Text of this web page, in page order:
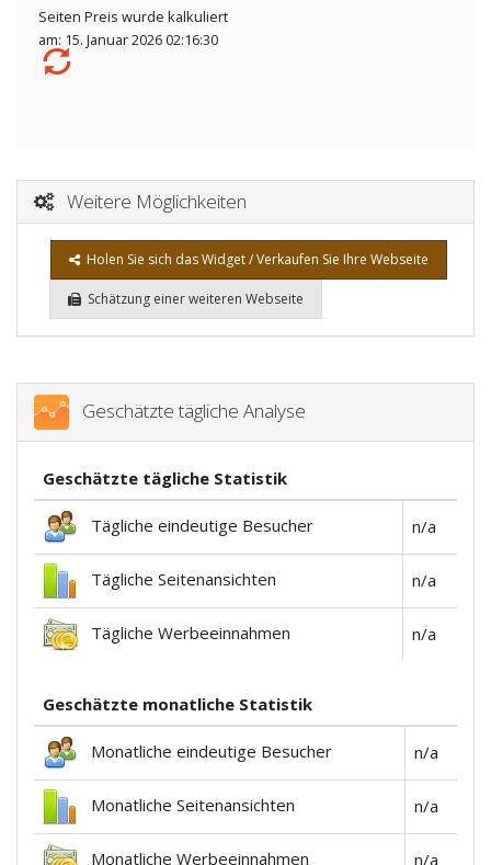
Seiten Preis wurde kalkuliert
am: 15. Januar 2026 02:16:30
Weitere Möglichkeiten
Holen Sie sich das Widget / Verkaufen Sie Ihre Webseite
Schätzung einer weiteren Webseite
Geschätzte tägliche Analyse
Geschätzte tägliche Statistik
Tägliche eindeutige Besucher n/a
Tägliche Seitenansichten n/a
Tägliche Werbeeinnahmen n/a
Geschätzte monatliche Statistik
Monatliche eindeutige Besucher n/a
Monatliche Seitenansichten n/a
Monatliche Werbeeinnahmen n/a